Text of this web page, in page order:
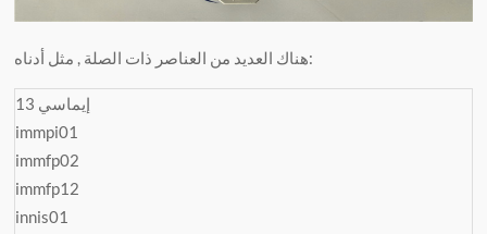
هناك العديد من العناصر ذات الصلة , مثل أدناه:
إيماسي 13
immpi01
immfp02
immfp12
innis01